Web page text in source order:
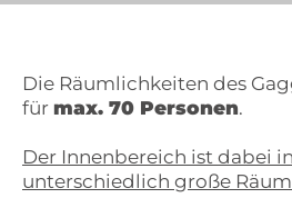
Die Räumlichkeiten des
für max. 70 Personen.
Der Innenbereich ist dabei
unterschiedlich große